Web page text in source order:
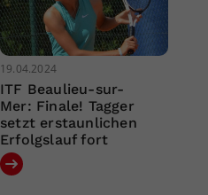
19.04.2024
ITF Beaulieu-sur-
Mer: Finale! Tagger
setzt erstaunlichen
Erfolgslauf fort